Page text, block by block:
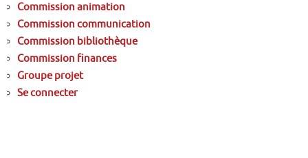
Commission animation
Commission communication
Commission bibliothèque
Commission finances
Groupe projet
Se connecter